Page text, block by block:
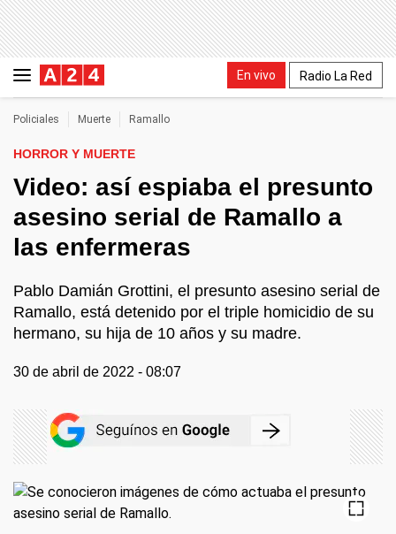
En vivo Radio La Red
Policiales Muerte Ramallo
HORROR Y MUERTE
Video: así espiaba el presunto
asesino serial de Ramallo a
las enfermeras
Pablo Damián Grottini, el presunto asesino serial de
Ramallo, está detenido por el triple homicidio de su
hermano, su hija de 10 años y su madre.
30 de abril de 2022 - 08:07